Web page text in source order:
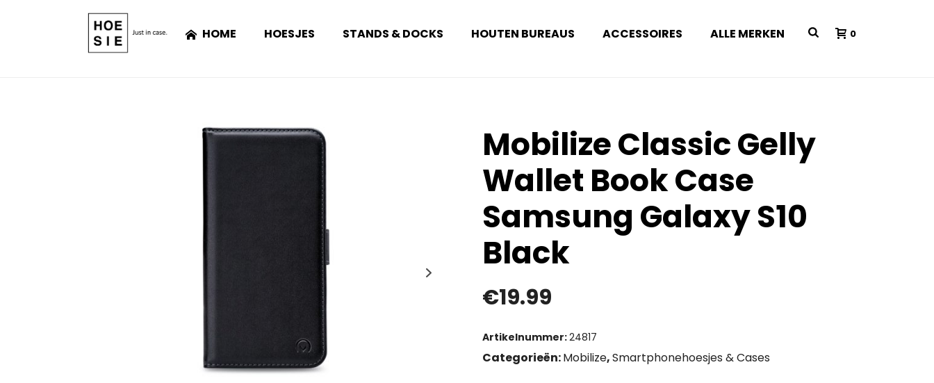
HOME HOESJES STANDS & DOCKS HOUTEN BUREAUS ACCESSOIRES ALLE MERKEN 0
Mobilize Classic Gelly
Wallet Book Case
Samsung Galaxy S10
Black
€19.99
Artikelnummer:24817
Categorieën:Mobilize,Smartphonehoesjes & Cases